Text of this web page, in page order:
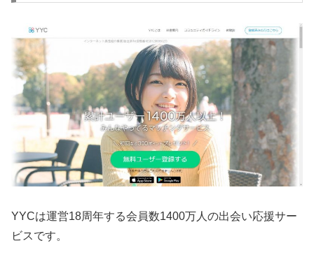
YYCは運営18周年する会員数1400万人の出会い応援サー
ビスです。